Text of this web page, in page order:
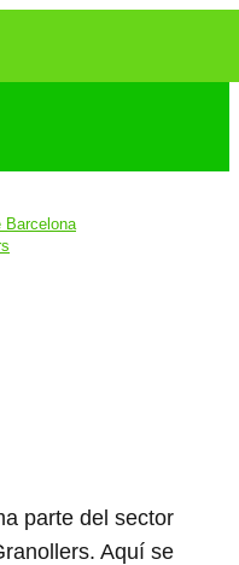
Barcelona
parte del sector
Aquí se